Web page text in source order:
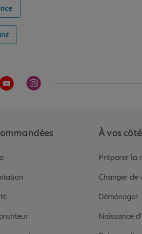
de Allianz
Twitter de Allianz
la page Linkedin de Allianz
Aller sur la page Youtube de Allianz
Aller sur la page Instagram de
À vos
Préparer la
Changer de
Déménager
Naissance